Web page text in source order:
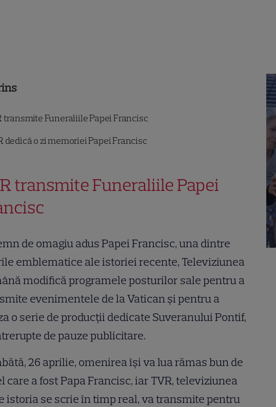
transmite Funeraliile Papei Francisc
dedică o zi memoriei Papei Francisc
transmite Funeraliile Papei
de omagiu adus Papei Francisc, una dintre
emblematice ale istoriei recente, Televiziunea
modifică programele posturilor sale pentru a
evenimentele de la Vatican și pentru a
o serie de producții dedicate Suveranului Pontif,
de pauze publicitare.
26 aprilie, omenirea își va lua rămas bun de
care a fost Papa Francisc, iar TVR, televiziunea
istoria se scrie în timp real, va transmite pentru